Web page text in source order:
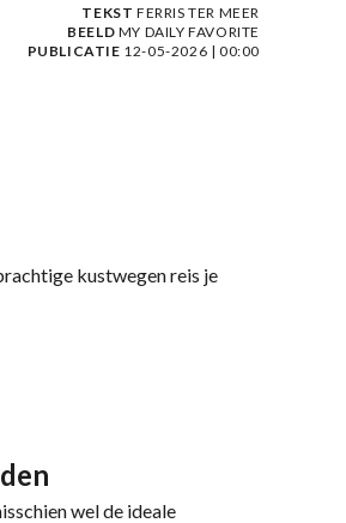
TEKST FERRIS TER MEER
BEELD MY DAILY FAVORITE
PUBLICATIE 12-05-2026 | 00:00
kustwegen reis je
wel de ideale